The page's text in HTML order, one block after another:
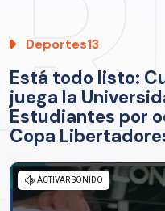
Deportes13
Está todo listo:
juega la
Estudiantes por
Copa